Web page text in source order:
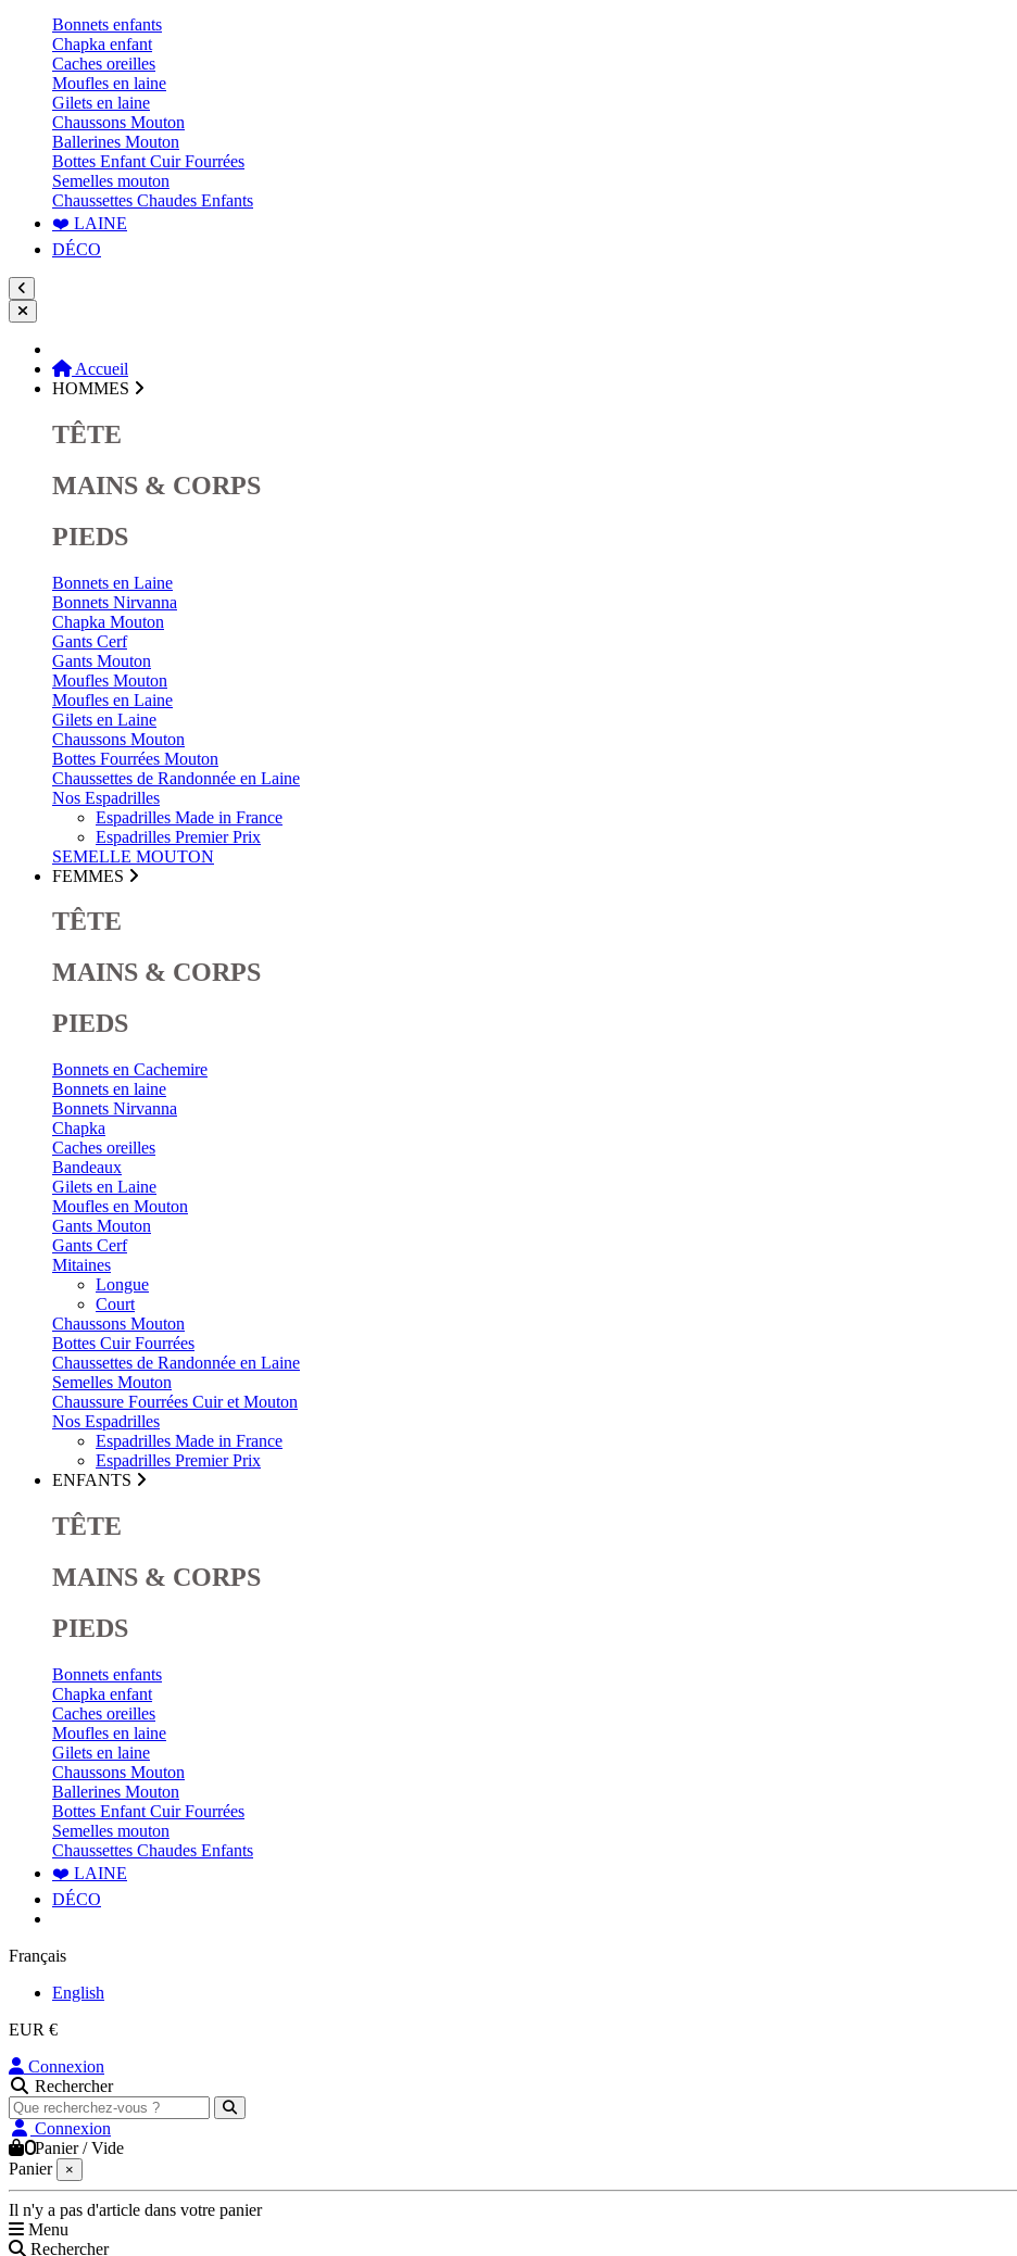
Bonnets enfants
Chapka enfant
Caches oreilles
Moufles en laine
Gilets en laine
Chaussons Mouton
Ballerines Mouton
Bottes Enfant Cuir Fourrées
Semelles mouton
Chaussettes Chaudes Enfants
❤️ LAINE
DÉCO
Accueil
HOMMES
TÊTE
MAINS & CORPS
PIEDS
Bonnets en Laine
Bonnets Nirvanna
Chapka Mouton
Gants Cerf
Gants Mouton
Moufles Mouton
Moufles en Laine
Gilets en Laine
Chaussons Mouton
Bottes Fourrées Mouton
Chaussettes de Randonnée en Laine
Nos Espadrilles
Espadrilles Made in France
Espadrilles Premier Prix
SEMELLE MOUTON
FEMMES
TÊTE
MAINS & CORPS
PIEDS
Bonnets en Cachemire
Bonnets en laine
Bonnets Nirvanna
Chapka
Caches oreilles
Bandeaux
Gilets en Laine
Moufles en Mouton
Gants Mouton
Gants Cerf
Mitaines
Longue
Court
Chaussons Mouton
Bottes Cuir Fourrées
Chaussettes de Randonnée en Laine
Semelles Mouton
Chaussure Fourrées Cuir et Mouton
Nos Espadrilles
Espadrilles Made in France
Espadrilles Premier Prix
ENFANTS
TÊTE
MAINS & CORPS
PIEDS
Bonnets enfants
Chapka enfant
Caches oreilles
Moufles en laine
Gilets en laine
Chaussons Mouton
Ballerines Mouton
Bottes Enfant Cuir Fourrées
Semelles mouton
Chaussettes Chaudes Enfants
❤️ LAINE
DÉCO
Français
English
EUR €
Connexion
Rechercher
Connexion
0Panier /Vide
Panier
×
Il n'y a pas d'article dans votre panier
Menu
Rechercher